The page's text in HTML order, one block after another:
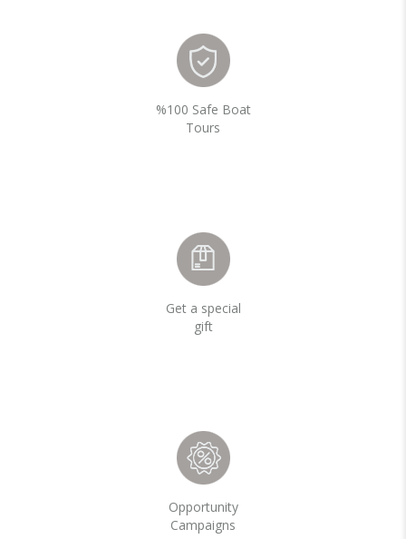
%100 Safe Boat
Tours
Get a special
gift
Opportunity
Campaigns